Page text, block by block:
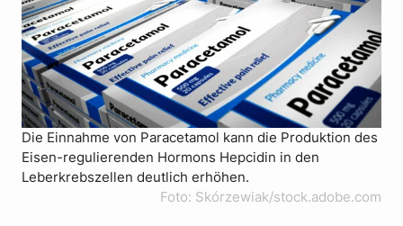
Die Einnahme von Paracetamol kann die Produktion des
Eisen-regulierenden Hormons Hepcidin in den
Leberkrebszellen deutlich erhöhen.
Foto: Skórzewiak/stock.adobe.com